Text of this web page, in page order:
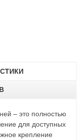
– это полностью
для доступных
крепление